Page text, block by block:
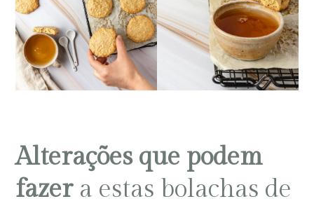
Alterações que podem
fazera estas bolachas de